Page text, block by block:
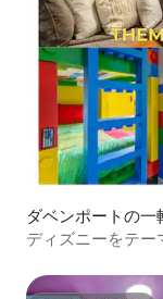
ダベンポートの一
ディズニーをテー